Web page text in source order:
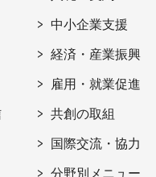
中小企業支援
経済・産業振興
雇用・就業促進
共創の取組
国際交流・協力
分野別メニュー